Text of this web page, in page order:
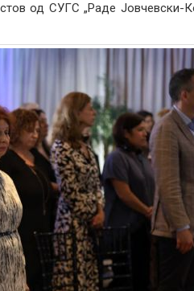
од СУГС „Раде Јовчевски-